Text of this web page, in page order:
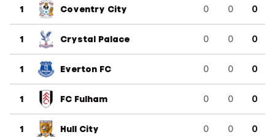
1 Coventry City 0 0 0
1 Crystal Palace 0 0 0
1 Everton FC 0 0 0
1 FC Fulham 0 0 0
1 Hull City 0 0 0